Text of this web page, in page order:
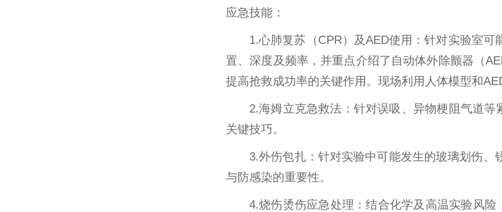
应急技能：
1.心肺复苏（CPR）及AED使用：针对实验室
置、深度及频率，并重点介绍了自动体外除颤器（
提高抢救成功率的关键作用。现场利用人体模型和
2.海姆立克急救法：针对误吸、异物梗阻气道
关键技巧。
3.外伤包扎：针对实验中可能发生的玻璃划伤
与防感染的重要性。
4.烧伤烫伤应急处理：结合化学及高温实验风险